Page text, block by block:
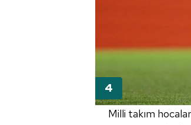
Milli takım